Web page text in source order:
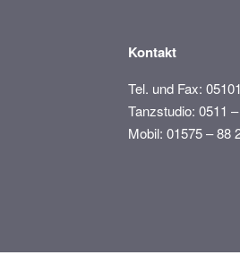
Kontakt
Tel. und Fax:
Tanzstudio: 0511
Mobil: 01575 – 88